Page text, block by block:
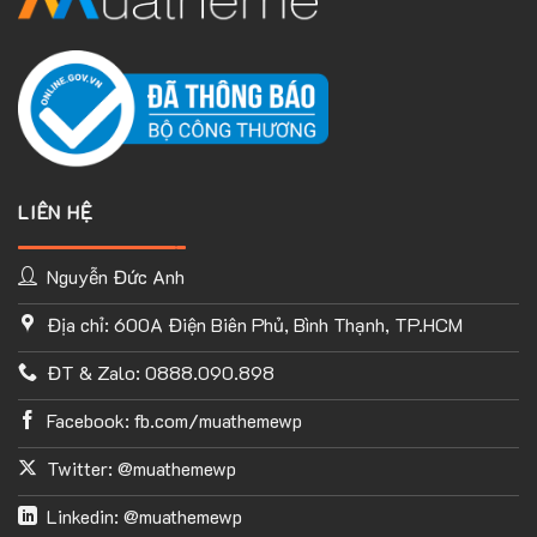
TÙY CHỈNH WEBSITE THEO PHONG CÁCH CỦA BẠN
Với thư viện ứng dụng khổng lồ và UX Builder, bạn có thể tự
tay thiết kế website của mình tùy ý mà không cần đến khả
năng coding. Chỉ cần hình dung ra ý tưởng của mình và
Flatsome sẽ giúp bạn hoàn thành phần việc còn lại.
Đây là phần mình ưa thích nhất ở Flastsome, kho ứng dụng có
LIÊN HỆ
Nguyễn Đức Anh
Địa chỉ: 600A Điện Biên Phủ, Bình Thạnh, TP.HCM
ĐT & Zalo: 0888.090.898
Facebook: fb.com/muathemewp
Twitter: @muathemewp
Linkedin: @muathemewp